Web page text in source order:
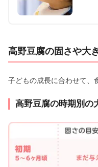
高野豆腐の固さや大
子どもの成長に合わせて、
高野豆腐の時期別の